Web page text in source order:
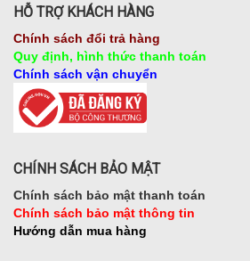
HỖ TRỢ KHÁCH HÀNG
Chính sách đổi trả hàng
Quy định, hình thức thanh toán
Chính sách vận chuyển
CHÍNH SÁCH BẢO MẬT
Chính sách bảo mật thanh toán
Chính sách bảo mật thông tin
Hướng dẫn mua hàng